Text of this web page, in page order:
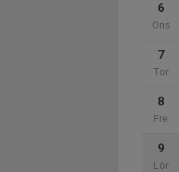
6
Ons
7
Tor
8
Fre
9
Lör